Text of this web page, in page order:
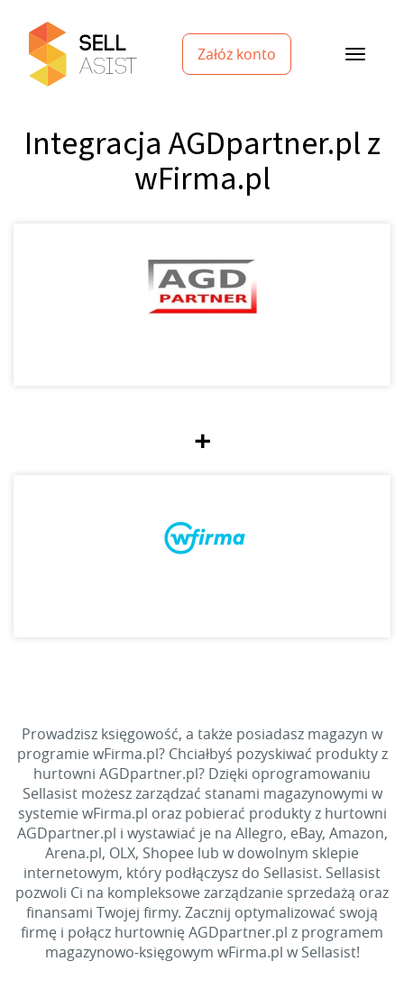
Załóż konto
Integracja AGDpartner.pl z
wFirma.pl
+
Prowadzisz księgowość, a także posiadasz magazyn w
programie wFirma.pl? Chciałbyś pozyskiwać produkty z
hurtowni AGDpartner.pl? Dzięki oprogramowaniu
Sellasist możesz zarządzać stanami magazynowymi w
systemie wFirma.pl oraz pobierać produkty z hurtowni
AGDpartner.pl i wystawiać je na Allegro, eBay, Amazon,
Arena.pl, OLX, Shopee lub w dowolnym sklepie
internetowym, który podłączysz do Sellasist. Sellasist
pozwoli Ci na kompleksowe zarządzanie sprzedażą oraz
finansami Twojej firmy. Zacznij optymalizować swoją
firmę i połącz hurtownię AGDpartner.pl z programem
magazynowo-księgowym wFirma.pl w Sellasist!